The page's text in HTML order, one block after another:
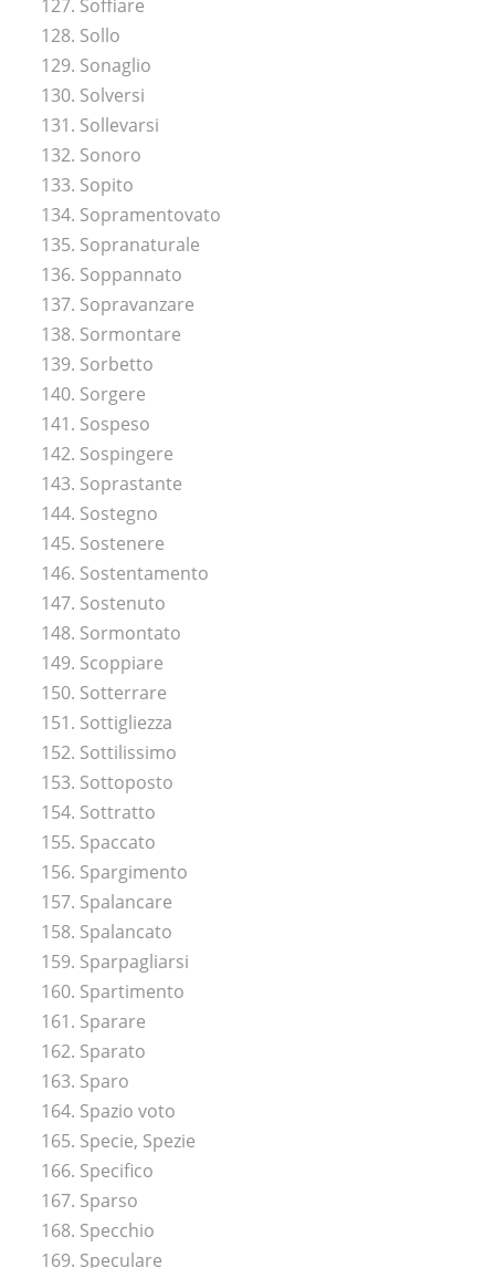
127. Soffiare
128. Sollo
129. Sonaglio
130. Solversi
131. Sollevarsi
132. Sonoro
133. Sopito
134. Sopramentovato
135. Sopranaturale
136. Soppannato
137. Sopravanzare
138. Sormontare
139. Sorbetto
140. Sorgere
141. Sospeso
142. Sospingere
143. Soprastante
144. Sostegno
145. Sostenere
146. Sostentamento
147. Sostenuto
148. Sormontato
149. Scoppiare
150. Sotterrare
151. Sottigliezza
152. Sottilissimo
153. Sottoposto
154. Sottratto
155. Spaccato
156. Spargimento
157. Spalancare
158. Spalancato
159. Sparpagliarsi
160. Spartimento
161. Sparare
162. Sparato
163. Sparo
164. Spazio voto
165. Specie, Spezie
166. Specifico
167. Sparso
168. Specchio
169. Speculare